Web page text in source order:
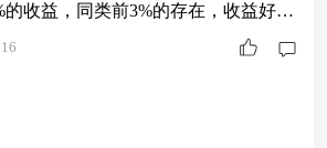
的收益，同类前3%的存在，收益好费
优秀$中加聚安60天滚动持有中短债